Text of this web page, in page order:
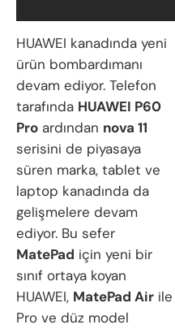
HUAWEI kanadında yeni
ürün bombardımanı
devam ediyor. Telefon
tarafında HUAWEI P60
Pro ardından nova 11
serisini de piyasaya
süren marka, tablet ve
laptop kanadında da
gelişmelere devam
ediyor. Bu sefer
MatePad için yeni bir
sınıf ortaya koyan
HUAWEI, MatePad Air ile
Pro ve düz model